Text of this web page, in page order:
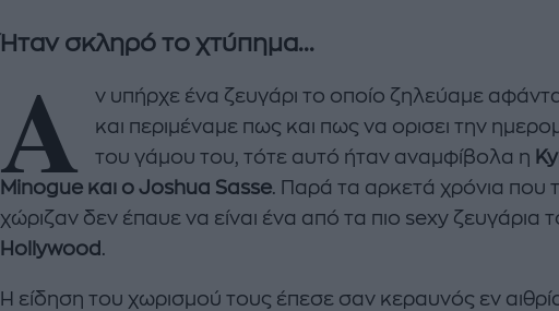
Ήταν σκληρό το χτύπημα...
Α
ν υπήρχε ένα ζευγάρι το οποίο ζηλεύαμε
και περιμέναμε πως και πως να ορισει την
του γάμου του, τότε αυτό ήταν αναμφίβολα η
Minogue και ο Joshua Sasse. Παρά τα αρκετά χρόνια που
χώριζαν δεν έπαυε να είναι ένα από τα πιο sexy ζευγάρια
Hollywood .
Η είδηση του χωρισμού τους έπεσε σαν κεραυνός εν